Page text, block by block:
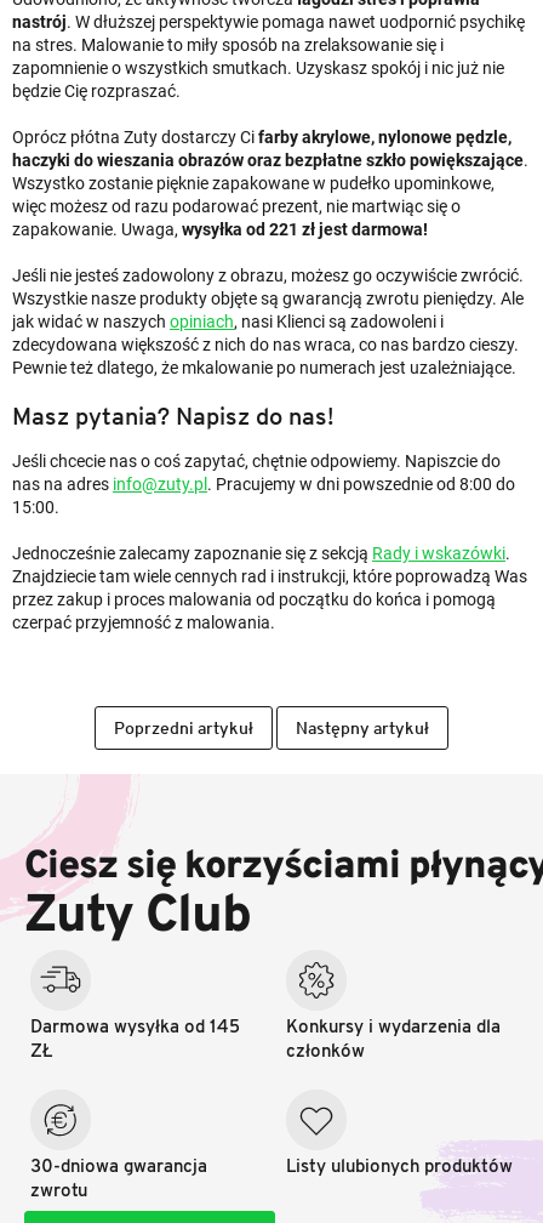
nastrój. W dłuższej perspektywie pomaga nawet uodpornić psychikę
na stres. Malowanie to miły sposób na zrelaksowanie się i
zapomnienie o wszystkich smutkach. Uzyskasz spokój i nic już nie
będzie Cię rozpraszać.
Oprócz płótna Zuty dostarczy Cifarby akrylowe, nylonowe pędzle,
haczyki do wieszania obrazów oraz bezpłatne szkło powiększające.
Wszystko zostanie pięknie zapakowane w pudełko upominkowe,
więc możesz od razu podarować prezent, nie martwiąc się o
zapakowanie. Uwaga, wysyłka od 221 zł jest darmowa!
Jeśli nie jesteś zadowolony z obrazu, możesz go oczywiście zwrócić.
Wszystkie nasze produkty objęte są gwarancją zwrotu pieniędzy. Ale
jak widać w naszych opiniach, nasi Klienci są zadowoleni i
zdecydowana większość z nich do nas wraca, co nas bardzo cieszy.
Pewnie też dlatego, że mkalowanie po numerach jest uzależniające.
Masz pytania? Napisz do nas!
Jeśli chcecie nas o coś zapytać, chętnie odpowiemy. Napiszcie do
nas na adres info@zuty.pl . Pracujemy w dni powszednie od 8:00 do
15:00.
Jednocześnie zalecamy zapoznanie się z sekcją Rady i wskazówki.
Znajdziecie tam wiele cennych rad i instrukcji, które poprowadzą Was
przez zakup i proces malowania od początku do końca i pomogą
czerpać przyjemność z malowania.
Poprzedni artykuł Następny artykuł
p
k
a
Ciesz się korzyściami
Zuty Club
Darmowa wysyłka od 145
ZŁ
30-dniowa gwarancja
zwrotu
Konkursy i wydarzenia dla
członków
Listy ulubionych produktów